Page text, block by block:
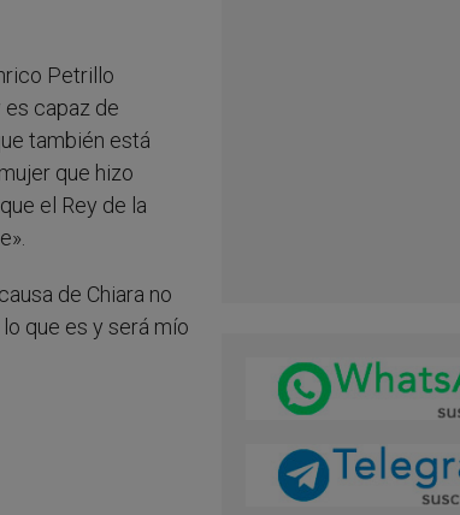
Petrillo
es capaz de
también está
que hizo
el Rey de la
de Chiara no
que es y será mío